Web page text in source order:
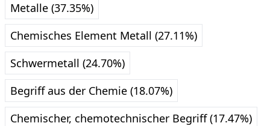
Metalle (37.35%)
Chemisches Element Metall (27.11%)
Schwermetall (24.70%)
Begriff aus der Chemie (18.07%)
Chemischer, chemotechnischer Begriff (17.47%)